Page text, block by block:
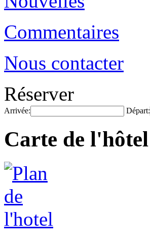
Commentaires
Nous contacter
Réserver
Arrivée: Départ:
Carte de l'hôtel